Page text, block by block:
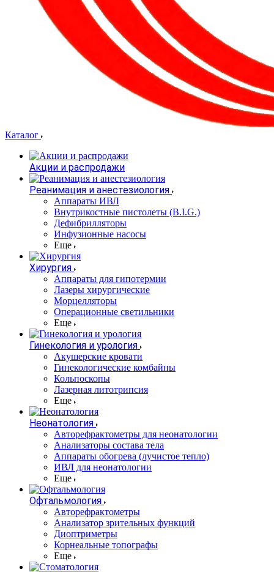
Каталог
Акции и распродажи
Реанимация и анестезиология
Аппараты ИВЛ
Внутрикостные пистолеты (B.I.G.)
Дефибрилляторы
Инфузионные насосы
Еще
Хирургия
Аппараты для гипотермии
Лазеры хирургические
Морцелляторы
Операционные светильники
Еще
Гинекология и урология
Акушерские кровати
Гинекологические комбайны
Кольпоскопы
Лазерная литотрипсия
Еще
Неонатология
Авторефрактометры для неонатологии
Анализаторы состава тела
Аппараты обогрева (лучистое тепло)
ИВЛ для неонатологии
Еще
Офтальмология
Авторефрактометры
Анализатор зрительных функций
Диоптриметры
Корнеальные топографы
Еще